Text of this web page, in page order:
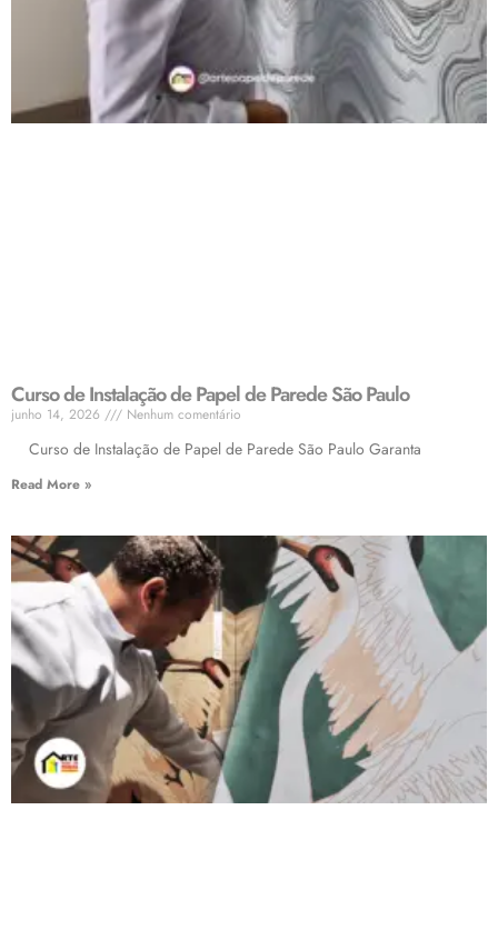
Curso de Instalação de Papel de Parede São Paulo
junho 14, 2026 Nenhum comentário
Curso de Instalação de Papel de Parede São Paulo Garanta
Read More »